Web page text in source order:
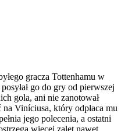
gracza Tottenhamu w
go do gry od pierwszej
gola, ani nie zanotował
Viníciusa, który odpłaca mu
jego polecenia, a ostatni
więcej zalet nawet